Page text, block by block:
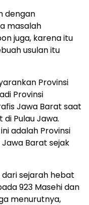
dengan
masalah
juga, karena itu
usulan itu
Provinsi
Provinsi
Jawa Barat saat
Pulau Jawa.
adalah Provinsi
Barat sejak
sejarah hebat
923 Masehi dan
menurutnya,